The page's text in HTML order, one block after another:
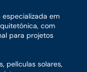
em
com
para projetos
películas solares,